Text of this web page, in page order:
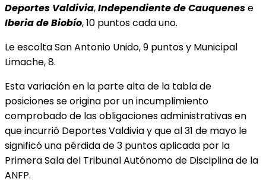
Deportes Valdivia,Independiente de Cauquenese
Iberia de Biobío, 10 puntos cada uno.
Le escolta San Antonio Unido, 9 puntos y Municipal
Limache, 8.
Esta variación en la parte alta de la tabla de
posiciones se origina por un incumplimiento
comprobado de las obligaciones administrativas en
que incurrió Deportes Valdivia y que al 31 de mayo le
significó una pérdida de 3 puntos aplicada por la
Primera Sala del Tribunal Autónomo de Disciplina de la
ANFP.